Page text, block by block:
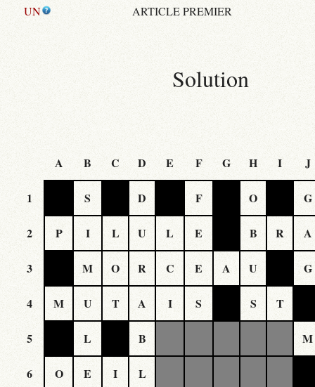
UN ARTICLE PREMIER
Solution
A B C D E F G H I J
1 S D F O G
2 P I L U L E B R A
3 M O R C E A U G
4 M U T A I S S T
5 L B M
6 O E I L